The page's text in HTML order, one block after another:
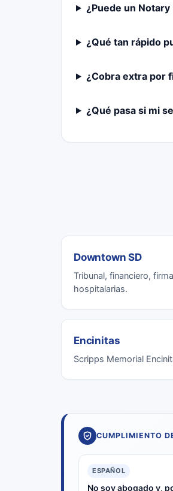
¿Puede un Notary
¿Qué tan rápido
¿Cobra extra por
¿Qué pasa si mi
Downtown SD
Tribunal, financiero,
hospitalarias.
Encinitas
Scripps Memorial
CUMPLIMIENTO
ESPAÑOL
No soy abogado y,